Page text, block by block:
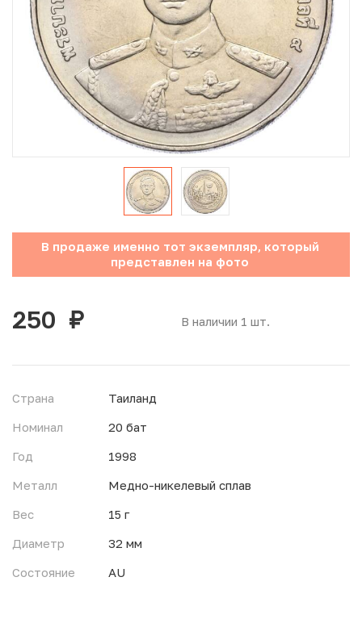
Юбилейные монеты Банка России (с 1999 года)
Памятные и инвестиционные монеты СССР и России
Иностранные монеты
Неофициальные выпуски монет (Unusual)
Античные и средневековые монеты
Инвестиционные монеты
В продаже именно тот экземпляр, который
представлен на фото
В наличии 1 шт.
250 руб.
Страна
Таиланд
Номинал
20 бат
Год
1998
Металл
Медно-никелевый сплав
Вес
15 г
Диаметр
32 мм
Состояние
AU